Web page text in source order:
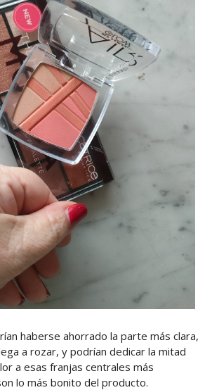
haberse ahorrado la parte más clara,
a rozar, y podrían dedicar la mitad
a esas franjas centrales más
lo más bonito del producto.